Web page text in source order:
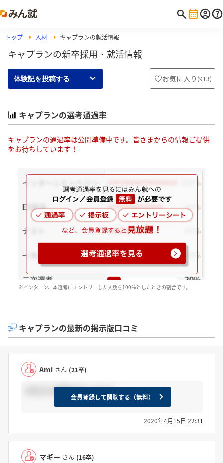
トップ 人材 キャプランの就活情報
キャプランの新卒採用・就活情報
体験記を投稿する お気に入り (913)
キャプランの選考通過率
キャプランの通過率は公開準備中です。皆さまからの情報ご提供
をお待ちしています！
※インターン、本選考にエントリーした人数を100％としたときの割合です。
キャプランの最新の掲示版口コミ
Ami さん (21卒)
みなさん結果きましたか？
会員登録して閲覧する（無料）
2020年4月15日 22:31
マギー さん (16卒)